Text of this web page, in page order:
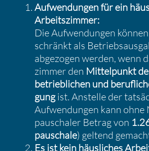
Aufwen­dungen für ein
Arbeits­zimmer:
Die Aufwen­dungen
schränkt als
abgezogen werden, wenn
zimmer den Mittel­punkt
betrieb­li­chen und
gungist. Anstelle der
Aufwen­dungen kann ohne
pauschaler Betrag von
pau­schale) geltend
Es ist kein häusli­ches